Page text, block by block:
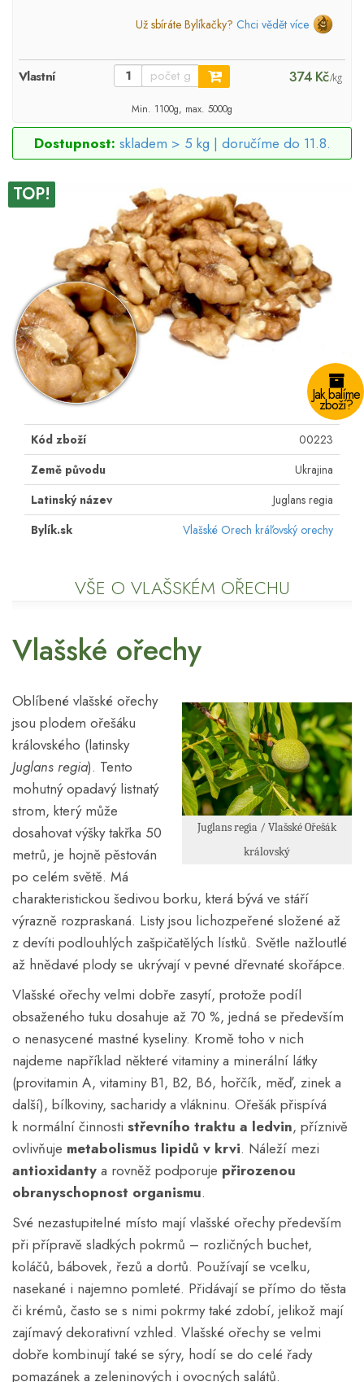
Už sbíráte Bylíkačky? Chci vědět více
Vlastní 374 Kč/kg
Min. 1100g, max. 5000g
Dostupnost: skladem > 5 kg | doručíme do 11.8.
TOP!
Jak balíme
zboží?
Kód zboží
00223
Země původu
Ukrajina
Latinský název
Juglans regia
Bylík.sk
Vlašské Orech kráľovský orechy
VŠE O VLAŠSKÉM OŘECHU
Vlašské ořechy
Juglans regia / Vlašské Ořešák
královský
Oblíbené vlašské ořechy
jsou plodem ořešáku
královského (latinsky
Juglans regia). Tento
mohutný opadavý listnatý
strom, který může
dosahovat výšky takřka 50
metrů, je hojně pěstován
po celém světě. Má
charakteristickou šedivou borku, která bývá ve stáří
výrazně rozpraskaná. Listy jsou lichozpeřené složené až
z devíti podlouhlých zašpičatělých lístků. Světle nažloutlé
až hnědavé plody se ukrývají v pevné dřevnaté skořápce.
Vlašské ořechy velmi dobře zasytí, protože podíl
obsaženého tuku dosahuje až 70 %, jedná se především
o nenasycené mastné kyseliny. Kromě toho v nich
najdeme například některé vitaminy a minerální látky
(provitamin A, vitaminy B1, B2, B6, hořčík, měď, zinek a
další), bílkoviny, sacharidy a vlákninu. Ořešák přispívá
k normální činnosti střevního traktu a ledvin, příznivě
ovlivňuje metabolismus lipidů v krvi. Náleží mezi
antioxidanty a rovněž podporuje přirozenou
obranyschopnost organismu.
Své nezastupitelné místo mají vlašské ořechy především
při přípravě sladkých pokrmů – rozličných buchet,
koláčů, bábovek, řezů a dortů. Používají se vcelku,
nasekané i najemno pomleté. Přidávají se přímo do těsta
či krémů, často se s nimi pokrmy také zdobí, jelikož mají
zajímavý dekorativní vzhled. Vlašské ořechy se velmi
dobře kombinují také se sýry, hodí se do celé řady
pomazánek a zeleninových i ovocných salátů.